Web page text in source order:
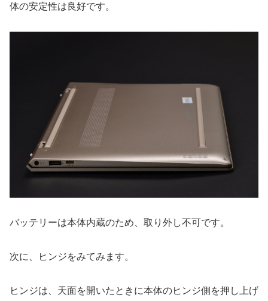
体の安定性は良好です。
バッテリーは本体内蔵のため、取り外し不可です。
次に、ヒンジをみてみます。
ヒンジは、天面を開いたときに本体のヒンジ側を押し上げ